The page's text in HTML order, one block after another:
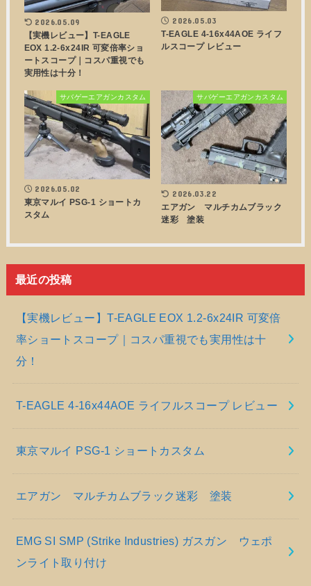
2026.05.09
【実機レビュー】T-EAGLE
EOX 1.2-6x24IR 可変倍率ショ
ートスコープ｜コスパ重視でも
実用性は十分！
2026.05.03
T-EAGLE 4-16x44AOE ライフ
ルスコープ レビュー
サバゲーエアガンカスタム
2026.05.02
東京マルイ PSG-1 ショートカ
スタム
サバゲーエアガンカスタム
2026.03.22
エアガン マルチカムブラック
迷彩 塗装
最近の投稿
【実機レビュー】T-EAGLE EOX 1.2-6x24IR 可変倍
率ショートスコープ｜コスパ重視でも実用性は十
分！
T-EAGLE 4-16x44AOE ライフルスコープ レビュー
東京マルイ PSG-1 ショートカスタム
エアガン マルチカムブラック迷彩 塗装
EMG SI SMP (Strike Industries) ガスガン ウェポ
ンライト取り付け